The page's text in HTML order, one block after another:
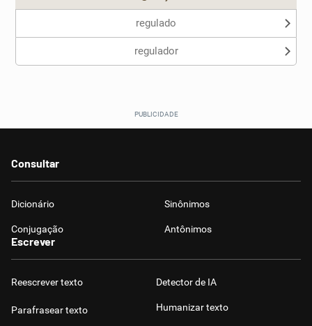
regulado
regulador
Consultar
Dicionário Sinônimos
Conjugação Antônimos
Escrever
Reescrever texto
Parafrasear texto
Detector de IA
Humanizar texto